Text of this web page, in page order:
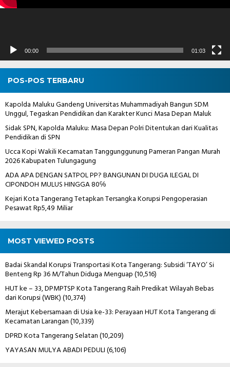
00:00 01:03
POS-POS TERBARU
Kapolda Maluku Gandeng Universitas Muhammadiyah Bangun SDM
Unggul, Tegaskan Pendidikan dan Karakter Kunci Masa Depan Maluk
Sidak SPN, Kapolda Maluku: Masa Depan Polri Ditentukan dari Kualitas
Pendidikan di SPN
Ucca Kopi Wakili Kecamatan Tanggunggunung Pameran Pangan Murah
2026 Kabupaten Tulungagung
ADA APA DENGAN SATPOL PP? BANGUNAN DI DUGA ILEGAL DI
CIPONDOH MULUS HINGGA 80℅
Kejari Kota Tangerang Tetapkan Tersangka Korupsi Pengoperasian
Pesawat Rp5,49 Miliar
MOST VIEWED POSTS
Badai Skandal Korupsi Transportasi Kota Tangerang: Subsidi ‘TAYO’ Si
Benteng Rp 36 M/Tahun Diduga Menguap(10,516)
HUT ke – 33, DPMPTSP Kota Tangerang Raih Predikat Wilayah Bebas
dari Korupsi (WBK)(10,374)
Merajut Kebersamaan di Usia ke-33: Perayaan HUT Kota Tangerang di
Kecamatan Larangan(10,339)
DPRD Kota Tangerang Selatan(10,209)
YAYASAN MULYA ABADI PEDULI(6,106)